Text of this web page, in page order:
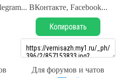
ВКонтакте, Facebook...
Копировать
Для форумов и чатов